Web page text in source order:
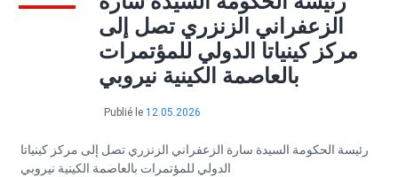
الزعفراني الزنزري تصل إلى
مركز كينياتا الدولي للمؤتمرات
بالعاصمة الكينية نيروبي
Publié le 12.05.2026
رئيسة الحكومة السيدة سارة الزعفراني الزنزري تصل إلى مركز كينياتا
الدولي للمؤتمرات بالعاصمة الكينية نيروبي